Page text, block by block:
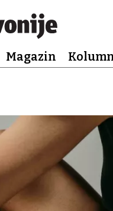
Magazin